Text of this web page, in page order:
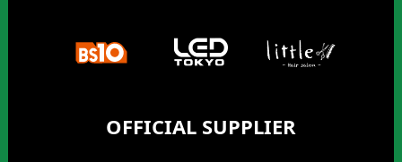
OFFICIAL SUPPLIER